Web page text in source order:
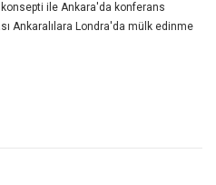
ile Ankara'da konferans
Ankaralılara Londra'da mülk edinme